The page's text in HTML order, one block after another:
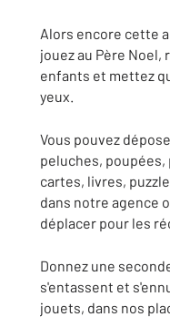
Alors encore cette
jouez au Père Noel,
enfants et mettez
yeux.
Vous pouvez
peluches,
cartes, livres,
dans notre agence
déplacer pour les
Donnez une
s'entassent et
jouets, dans nos